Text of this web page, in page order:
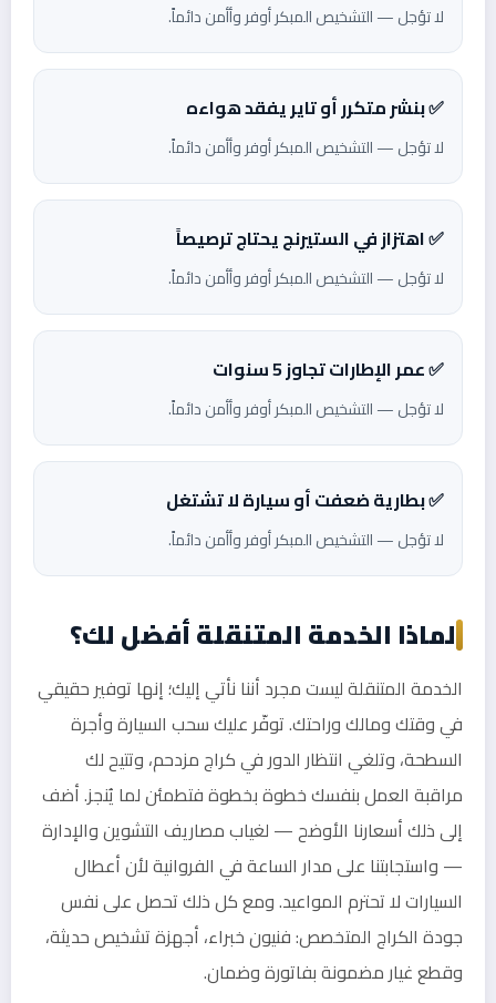
لا تؤجل — التشخيص المبكر أوفر وأأمن دائماً.
✅ بنشر متكرر أو تاير يفقد هواءه
لا تؤجل — التشخيص المبكر أوفر وأأمن دائماً.
✅ اهتزاز في الستيرنج يحتاج ترصيصاً
لا تؤجل — التشخيص المبكر أوفر وأأمن دائماً.
✅ عمر الإطارات تجاوز 5 سنوات
لا تؤجل — التشخيص المبكر أوفر وأأمن دائماً.
✅ بطارية ضعفت أو سيارة لا تشتغل
لا تؤجل — التشخيص المبكر أوفر وأأمن دائماً.
لماذا الخدمة المتنقلة أفضل لك؟
الخدمة المتنقلة ليست مجرد أننا نأتي إليك؛ إنها توفير حقيقي
في وقتك ومالك وراحتك. توفّر عليك سحب السيارة وأجرة
السطحة، وتلغي انتظار الدور في كراج مزدحم، وتتيح لك
مراقبة العمل بنفسك خطوة بخطوة فتطمئن لما يُنجز. أضف
إلى ذلك أسعارنا الأوضح — لغياب مصاريف التشوين والإدارة
— واستجابتنا على مدار الساعة في الفروانية لأن أعطال
السيارات لا تحترم المواعيد. ومع كل ذلك تحصل على نفس
جودة الكراج المتخصص: فنيون خبراء، أجهزة تشخيص حديثة،
وقطع غيار مضمونة بفاتورة وضمان.